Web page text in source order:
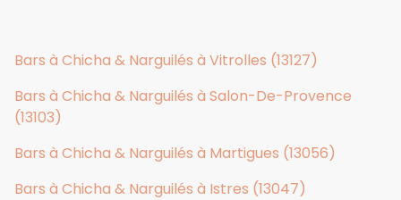
Bars à Chicha & Narguilés à Vitrolles (13127)
Bars à Chicha & Narguilés à Salon-De-Provence
(13103)
Bars à Chicha & Narguilés à Martigues (13056)
Bars à Chicha & Narguilés à Istres (13047)